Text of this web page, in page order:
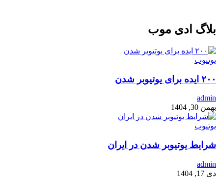
بلاگ ادی موب
یوتیوب
۲۰۰ ایده برای یوتیوبر شدن
admin
بهمن 30, 1404
یوتیوب
شرایط یوتیوبر شدن در ایران
admin
دی 17, 1404